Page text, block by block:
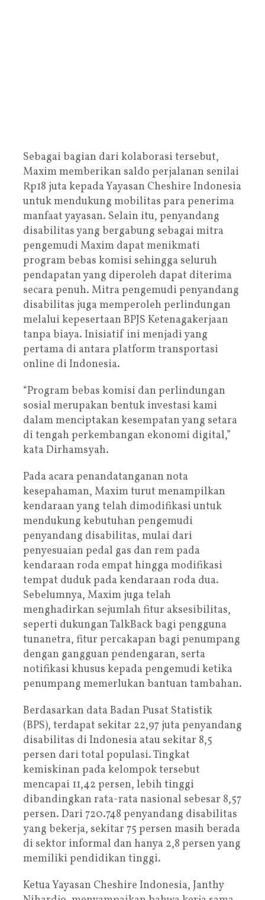
Sebagai bagian dari kolaborasi tersebut,
Maxim memberikan saldo perjalanan senilai
Rp18 juta kepada Yayasan Cheshire Indonesia
untuk mendukung mobilitas para penerima
manfaat yayasan. Selain itu, penyandang
disabilitas yang bergabung sebagai mitra
pengemudi Maxim dapat menikmati
program bebas komisi sehingga seluruh
pendapatan yang diperoleh dapat diterima
secara penuh. Mitra pengemudi penyandang
disabilitas juga memperoleh perlindungan
melalui kepesertaan BPJS Ketenagakerjaan
tanpa biaya. Inisiatif ini menjadi yang
pertama di antara platform transportasi
online di Indonesia.
“Program bebas komisi dan perlindungan
sosial merupakan bentuk investasi kami
dalam menciptakan kesempatan yang setara
di tengah perkembangan ekonomi digital,”
kata Dirhamsyah.
Pada acara penandatanganan nota
kesepahaman, Maxim turut menampilkan
kendaraan yang telah dimodifikasi untuk
mendukung kebutuhan pengemudi
penyandang disabilitas, mulai dari
penyesuaian pedal gas dan rem pada
kendaraan roda empat hingga modifikasi
tempat duduk pada kendaraan roda dua.
Sebelumnya, Maxim juga telah
menghadirkan sejumlah fitur aksesibilitas,
seperti dukungan TalkBack bagi pengguna
tunanetra, fitur percakapan bagi penumpang
dengan gangguan pendengaran, serta
notifikasi khusus kepada pengemudi ketika
penumpang memerlukan bantuan tambahan.
Berdasarkan data Badan Pusat Statistik
(BPS), terdapat sekitar 22,97 juta penyandang
disabilitas di Indonesia atau sekitar 8,5
persen dari total populasi. Tingkat
kemiskinan pada kelompok tersebut
mencapai 11,42 persen, lebih tinggi
dibandingkan rata-rata nasional sebesar 8,57
persen. Dari 720.748 penyandang disabilitas
yang bekerja, sekitar 75 persen masih berada
di sektor informal dan hanya 2,8 persen yang
memiliki pendidikan tinggi.
Ketua Yayasan Cheshire Indonesia, Janthy